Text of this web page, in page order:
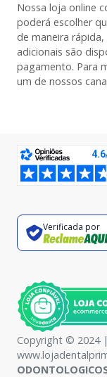
Nossa loja online
poderá escolher
de maneira
adicionais são
pagamento. Para
um de nossos
Verificada por
Copyright © 2024